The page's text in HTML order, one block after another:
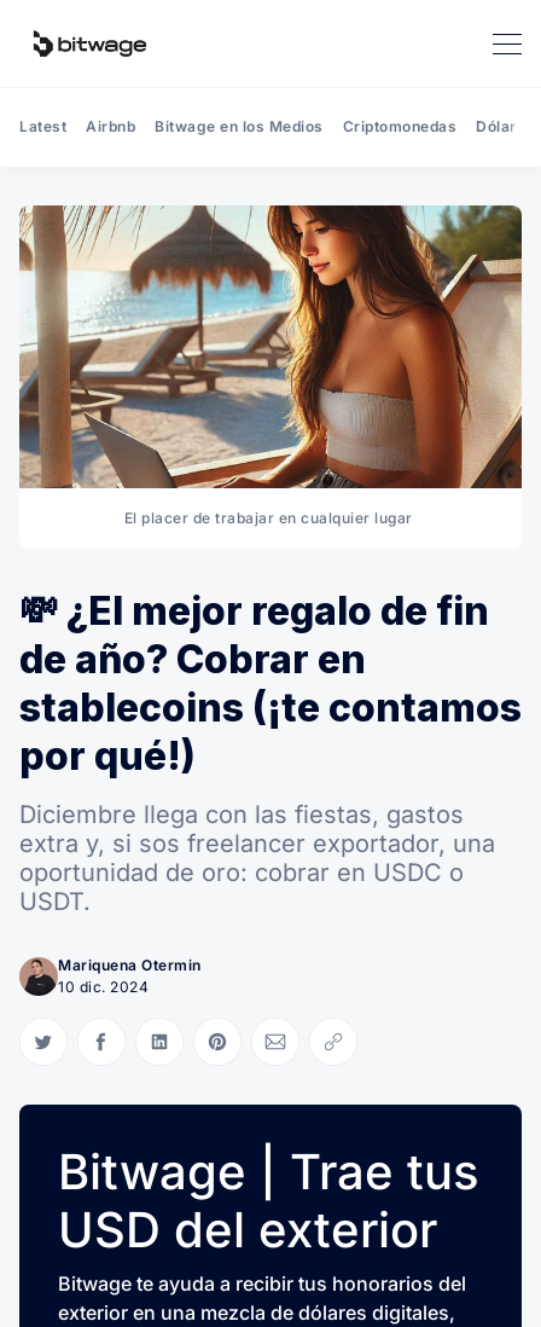
Latest Airbnb Bitwage en los Medios Criptomonedas Dólar
El placer de trabajar en cualquier lugar
💸 ¿El mejor regalo de fin
de año? Cobrar en
stablecoins (¡te contamos
por qué!)
Diciembre llega con las fiestas, gastos
extra y, si sos freelancer exportador, una
oportunidad de oro: cobrar en USDC o
USDT.
Mariquena Otermin
10 dic. 2024
Compartir en Twitter
Compartir en Facebook
Compartir en LinkedIn
Compartir en Pinterest
Compartir via Email
Copiar link
Bitwage | Trae tus
USD del exterior
Bitwage te ayuda a recibir tus honorarios del
exterior en una mezcla de dólares digitales,